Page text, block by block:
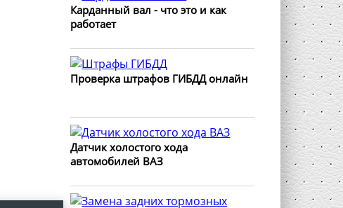
Карданный вал - что это и как
работает
Проверка штрафов ГИБДД онлайн
Датчик холостого хода
автомобилей ВАЗ